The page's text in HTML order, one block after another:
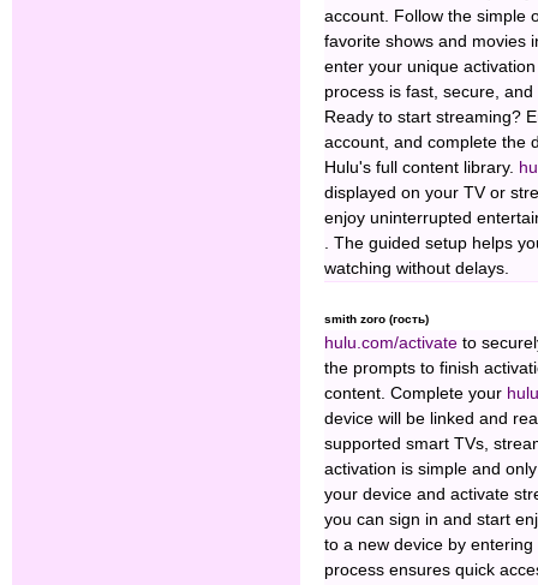
account. Follow the simple
favorite shows and movies
enter your unique
process is fast, secure,
Ready to start streaming?
account, and complete the
Hulu's full content library.
displayed on your TV or
enjoy uninterrupted
. The guided setup helps
watching without delays.
smith zoro (гость)
hulu.com/activate to
the prompts to finish
content. Complete your
device will be linked and
supported smart TVs,
activation is simple and
your device and activate
you can sign in and start
to a new device by
process ensures quick